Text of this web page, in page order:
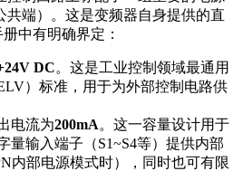
共端）。这是变频器自身提供的直
中有明确界定：
DC。这是工业控制领域最通用
）标准，用于为外部控制电路供
电流为200mA。这一容量设计用于
量输入端子（S1~S4等）提供内部
内部电源模式时），同时也可有限